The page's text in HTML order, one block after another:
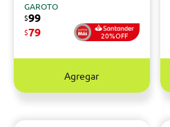
GAROTO
$99
$79 20%OFF
Agregar